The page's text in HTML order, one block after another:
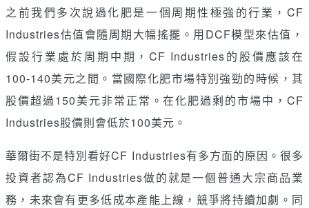
之前我們多次說過化肥是一個周期性極強的行業，CF
Industries估值會隨周期大幅搖擺。用DCF模型來估值，
假設行業處於周期中期，CF Industries的股價應該在
100-140美元之間。當國際化肥市場特別強勁的時候，其
股價超過150美元非常正常。在化肥過剩的市場中，CF
Industries股價則會低於100美元。
華爾街不是特別看好CF Industries有多方面的原因。很多
投資者認為CF Industries做的就是一個普通大宗商品業
務，未來會有更多低成本產能上線，競爭將持續加劇。同